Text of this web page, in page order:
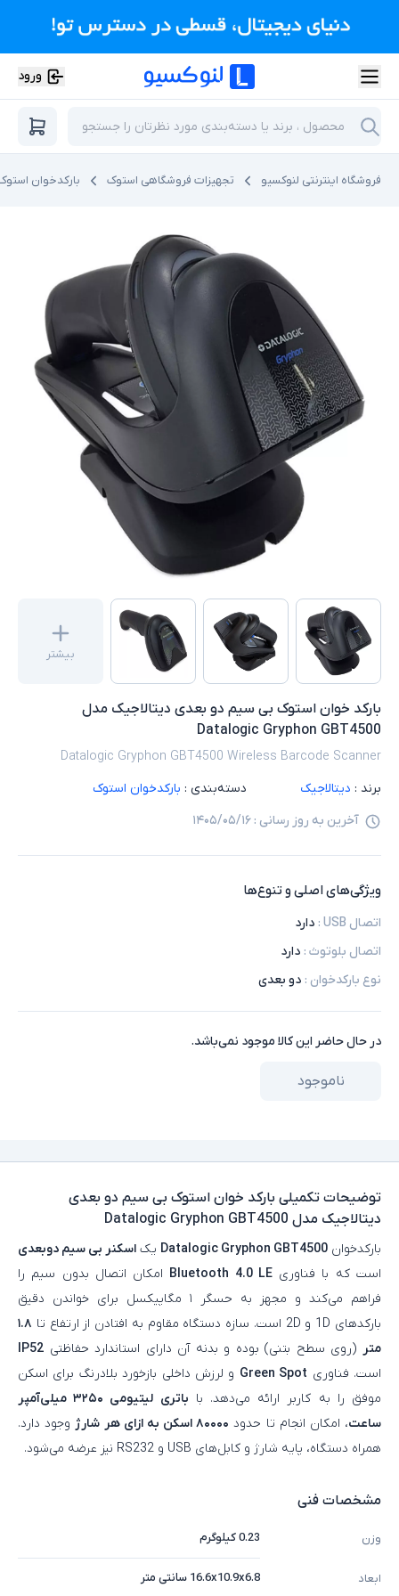
ورود
فروشگاه اینترنتی لنوکسیو تجهیزات فروشگاهی استوک بارکدخوان
بیشتر
بارکد خوان استوک بی سیم دو بعدی دیتالاجیک مدل
Datalogic Gryphon GBT4500
Datalogic Gryphon GBT4500 Wireless Barcode Scanner
برند : دیتالاجیک دسته‌بندی : بارکدخوان استوک
آخرین به روز رسانی : ۱۴۰۵/۰۵/۱۶
ویژگی‌های اصلی و تنوع‌ها
اتصال USB : دارد
اتصال بلوتوث : دارد
نوع بارکدخوان : دو بعدی
در حال حاضر این کالا موجود نمی‌باشد.
ناموجود
توضیحات تکمیلی بارکد خوان استوک بی سیم دو بعدی
دیتالاجیک مدل Datalogic Gryphon GBT4500
بارکدخوان Datalogic Gryphon GBT4500 یک اسکنر بی‌ سیم دو‌بعدی
است که با فناوریBluetooth 4.0 LE امکان اتصال بدون سیم را
فراهم می‌کند و مجهز به حسگر ۱ مگاپیکسل برای خواندن دقیق
بارکدهای 1D و 2D است. سازه دستگاه مقاوم به افتادن از ارتفاع تا
۱.۸
متر (روی سطح بتنی) بوده و بدنه آن دارای استاندارد حفاظتی IP52
است. فناوری Green Spot و لرزش داخلی بازخورد بلادرنگ برای اسکن
موفق را به کاربر ارائه می‌دهد. با
باتری لیتیومی ۳۲۵۰ میلی‌آمپر
ساعت، امکان انجام تا حدود ۸۰۰۰۰ اسکن به ازای هر شارژ
وجود دارد.
همراه دستگاه، پایه شارژ و کابل‌های USB و RS232 نیز عرضه می‌شود.
مشخصات فنی
وزن 0.23 کیلوگرم
ابعاد 16.6x10.9x6.8 سانتی متر